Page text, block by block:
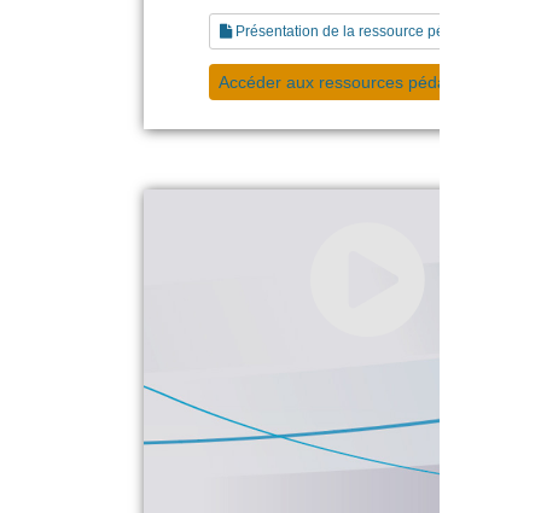
Présentation de la ressource pédagogique
Accéder aux ressources pédagogiques